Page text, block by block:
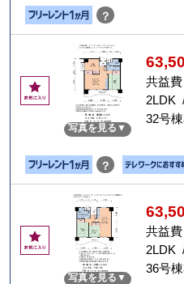
？
お
気
写真を見る
共益
2LDK
32号
？
お
気
写真を見る
共益
2LDK
36号